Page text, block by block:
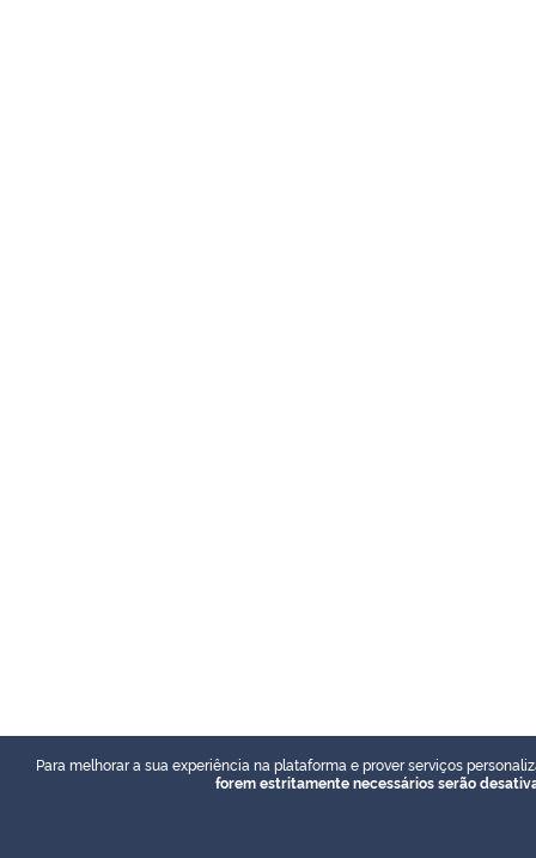
Para melhorar a sua experiência na plataforma e prover serviços
forem estritamente necessários serão